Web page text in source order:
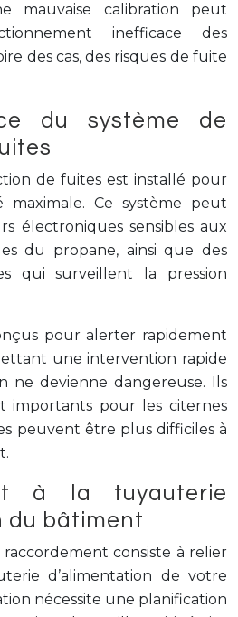
mauvaise calibration peut
inefficace des
des cas, des risques de fuite
du système de
de fuites est installé pour
maximale. Ce système peut
électroniques sensibles aux
du propane, ainsi que des
qui surveillent la pression
pour alerter rapidement
une intervention rapide
ne devienne dangereuse. Ils
importants pour les citernes
peuvent être plus difficiles à
à la tuyauterie
du bâtiment
consiste à relier
d’alimentation de votre
nécessite une planification